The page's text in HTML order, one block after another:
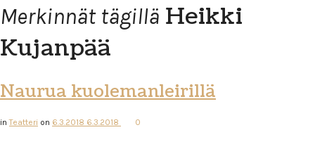
Merkinnät tägillä Heikki
Kujanpää
Naurua kuolemanleirillä
inTeatteri on 6.3.2018 6.3.2018 0